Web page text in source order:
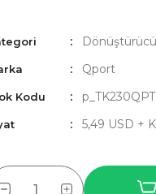
Qport
Kodu
5,49 USD +